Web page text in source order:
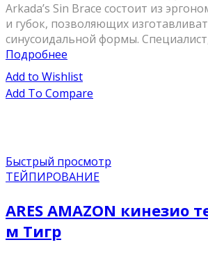
Arkada’s Sin Brace состоит из
и губок, позволяющих
синусоидальной формы.
Подробнее
Add to Wishlist
Add To Compare
Быстрый просмотр
ТЕЙПИРОВАНИЕ
ARES AMAZON кинезио
м Тигр